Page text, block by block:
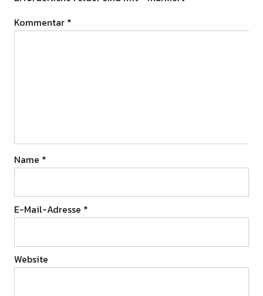
Kommentar *
Name *
E-Mail-Adresse *
Website